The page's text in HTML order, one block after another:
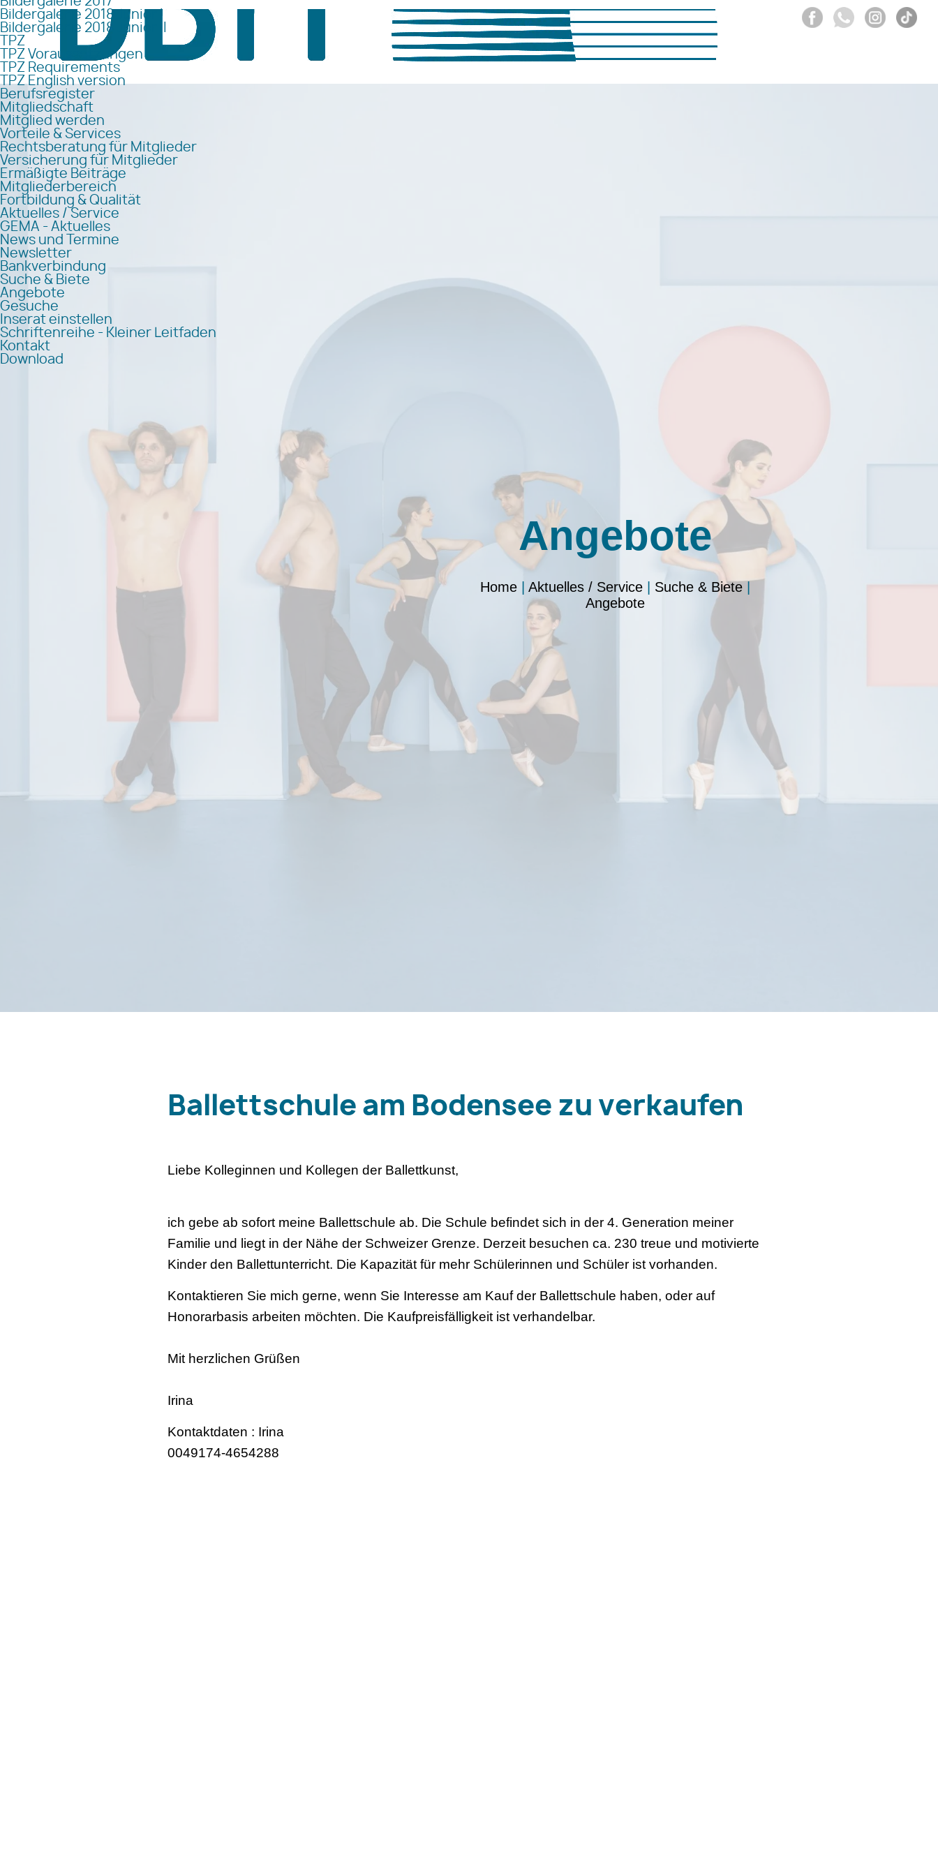
Bildergalerie 2018 Junior I
Bildergalerie 2018 Junior II
TPZ
TPZ Voraussetzungen
TPZ Requirements
TPZ English version
Berufsregister
Mitgliedschaft
Mitglied werden
Vorteile & Services
Rechtsberatung für Mitglieder
Versicherung für Mitglieder
Ermäßigte Beiträge
Mitgliederbereich
Fortbildung & Qualität
Aktuelles / Service
GEMA - Aktuelles
News und Termine
Newsletter
Bankverbindung
Suche & Biete
Angebote
Gesuche
Inserat einstellen
Schriftenreihe - Kleiner Leitfaden
Kontakt
Download
Angebote
Home| Aktuelles / Service| Suche & Biete|
Angebote
Ballettschule am Bodensee zu verkaufen
Liebe Kolleginnen und Kollegen der Ballettkunst,
ich gebe ab sofort meine Ballettschule ab. Die Schule befindet sich in der 4. Generation meiner
Familie und liegt in der Nähe der Schweizer Grenze. Derzeit besuchen ca. 230 treue und motivierte
Kinder den Ballettunterricht. Die Kapazität für mehr Schülerinnen und Schüler ist vorhanden.
Kontaktieren Sie mich gerne, wenn Sie Interesse am Kauf der Ballettschule haben, oder auf
Honorarbasis arbeiten möchten. Die Kaufpreisfälligkeit ist verhandelbar.
Mit herzlichen Grüßen
Irina
Kontaktdaten : Irina
0049174-4654288